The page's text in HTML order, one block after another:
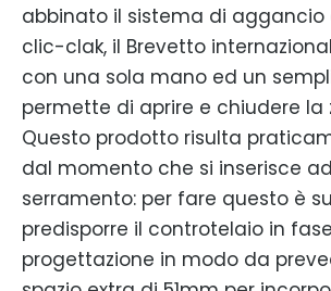
abbinato il sistema di aggancio
clic-clak, il Brevetto
con una sola mano ed un
permette di aprire e chiudere la
Questo prodotto risulta
dal momento che si inserisce
serramento: per fare questo è
predisporre il controtelaio in
progettazione in modo da